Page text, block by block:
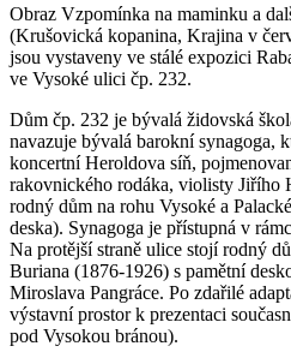
Obraz Vzpomínka na maminku a
(Krušovická kopanina, Krajina v
jsou vystaveny ve stálé expozici
ve Vysoké ulici čp. 232.
Dům čp. 232 je bývalá židovská
navazuje bývalá barokní synagoga,
koncertní Heroldova síň,
rakovnického rodáka, violisty Jiřího
rodný dům na rohu Vysoké a
deska). Synagoga je přístupná v
Na protější straně ulice stojí rodný
Buriana (1876-1926) s pamětní
Miroslava Pangráce. Po zdařilé
výstavní prostor k prezentaci
pod Vysokou bránou).